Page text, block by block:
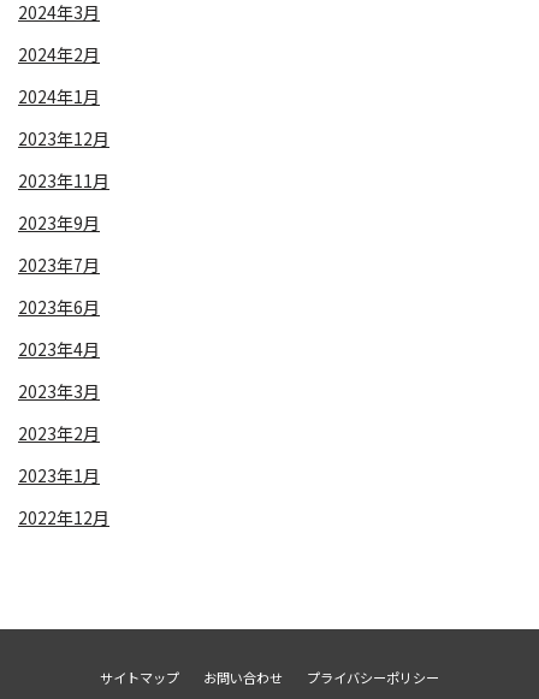
2024年3月
2024年2月
2024年1月
2023年12月
2023年11月
2023年9月
2023年7月
2023年6月
2023年4月
2023年3月
2023年2月
2023年1月
2022年12月
サイトマップ お問い合わせ プライバシーポリシー